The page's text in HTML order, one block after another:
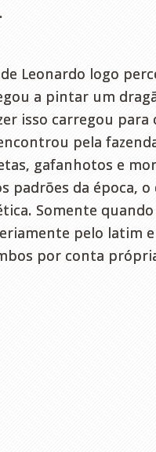
Leonardo logo
a pintar um
isso carregou
pela
gafanhotos e
padrões da época,
Somente
pelo latim
por conta